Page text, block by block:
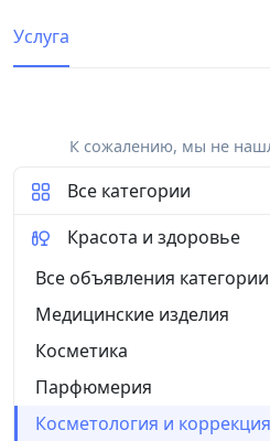
Услуга
К сожалению, мы не
Все категории
Красота и здоровье
Все объявления категории
Медицинские изделия
Косметика
Парфюмерия
Косметология и коррекция